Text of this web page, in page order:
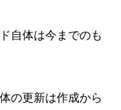
自体は今までのも
の更新は作成から